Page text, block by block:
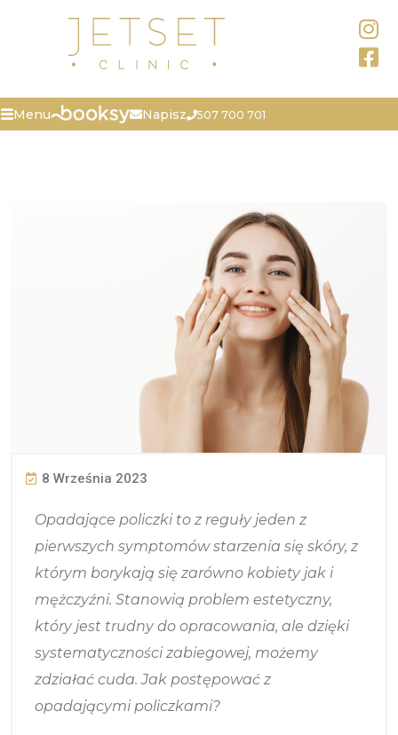
Menu Napisz 507 700 701
8 Września 2023
Opadające policzki to z reguły jeden z
pierwszych symptomów starzenia się skóry, z
którym borykają się zarówno kobiety jak i
mężczyźni. Stanowią problem estetyczny,
który jest trudny do opracowania, ale dzięki
systematyczności zabiegowej, możemy
zdziałać cuda. Jak postępować z
opadającymi policzkami?